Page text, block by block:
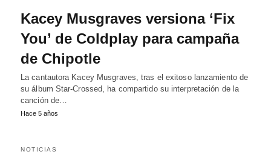
Kacey Musgraves versiona ‘Fix
You’ de Coldplay para campaña
de Chipotle
La cantautora Kacey Musgraves, tras el exitoso lanzamiento de
su álbum Star-Crossed, ha compartido su interpretación de la
canción de…
Hace 5 años
NOTICIAS